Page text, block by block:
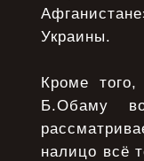
Украины.
Кроме
Б.Обаму
налицо всё